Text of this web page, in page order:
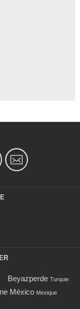
Beyazperde Turquie
México Mexique